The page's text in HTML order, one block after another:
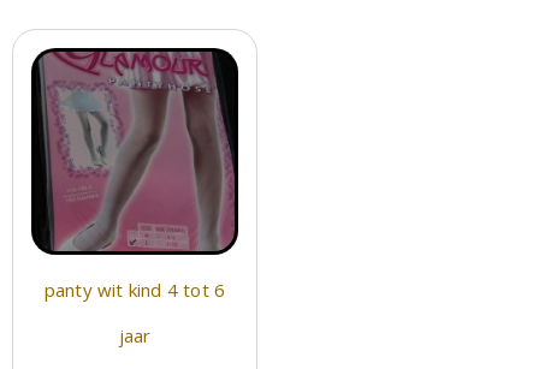
panty wit kind 4 tot 6
jaar